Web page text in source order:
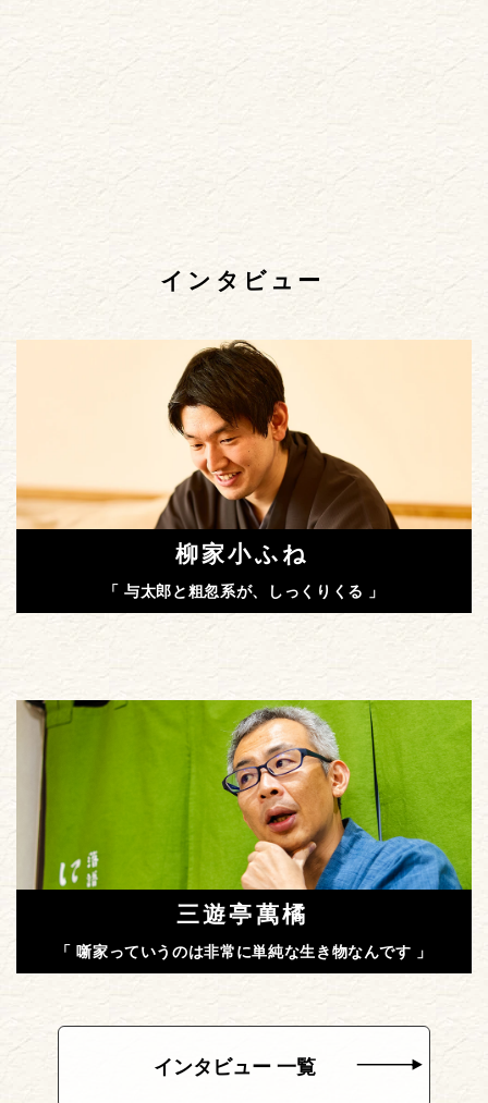
インタビュー
柳家小ふね
「 与太郎と粗忽系が、しっくりくる 」
三遊亭萬橘
「 噺家っていうのは非常に単純な生き物なんです 」
インタビュー 一覧